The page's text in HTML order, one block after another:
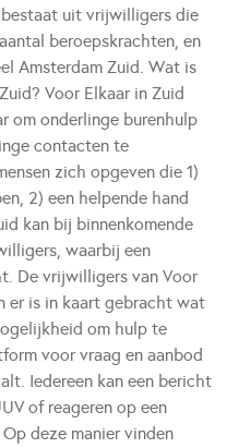
uit vrijwilligers die
beroepskrachten, en
Amsterdam Zuid. Wat is
Voor Elkaar in Zuid
om onderlinge burenhulp
contacten te
zich opgeven die 1)
2) een helpende hand
kan bij binnenkomende
waarbij een
De vrijwilligers van Voor
er is in kaart gebracht wat
om hulp te
voor vraag en aanbod
Iedereen kan een bericht
of reageren op een
deze manier vinden